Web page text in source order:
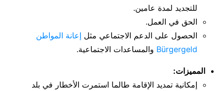
للتجديد لمدة عامين.
الحق في العمل.
الحصول على الدعم الاجتماعي مثل إعانة المواطن
Bürgergeld والمساعدات الاجتماعية.
المميزات:
إمكانية تمديد الإقامة طالما استمرت الأخطار في بلد